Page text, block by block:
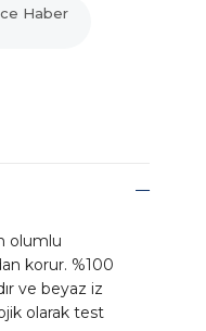
Haber
olumlu
korur. %100
ve beyaz iz
olarak test